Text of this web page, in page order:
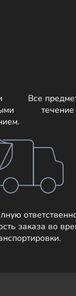
Все
заказа во